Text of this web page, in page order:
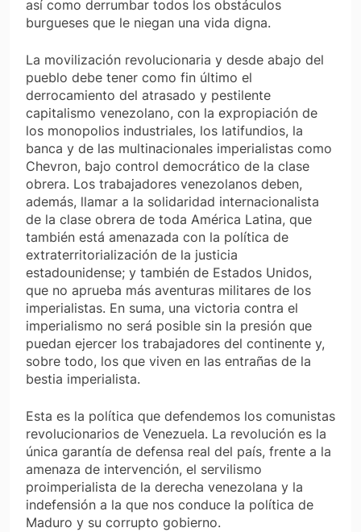
así como derrumbar todos los obstáculos
burgueses que le niegan una vida digna.
La movilización revolucionaria y desde abajo del
pueblo debe tener como fin último el
derrocamiento del atrasado y pestilente
capitalismo venezolano, con la expropiación de
los monopolios industriales, los latifundios, la
banca y de las multinacionales imperialistas como
Chevron, bajo control democrático de la clase
obrera. Los trabajadores venezolanos deben,
además, llamar a la solidaridad internacionalista
de la clase obrera de toda América Latina, que
también está amenazada con la política de
extraterritorialización de la justicia
estadounidense; y también de Estados Unidos,
que no aprueba más aventuras militares de los
imperialistas. En suma, una victoria contra el
imperialismo no será posible sin la presión que
puedan ejercer los trabajadores del continente y,
sobre todo, los que viven en las entrañas de la
bestia imperialista.
Esta es la política que defendemos los comunistas
revolucionarios de Venezuela. La revolución es la
única garantía de defensa real del país, frente a la
amenaza de intervención, el servilismo
proimperialista de la derecha venezolana y la
indefensión a la que nos conduce la política de
Maduro y su corrupto gobierno.